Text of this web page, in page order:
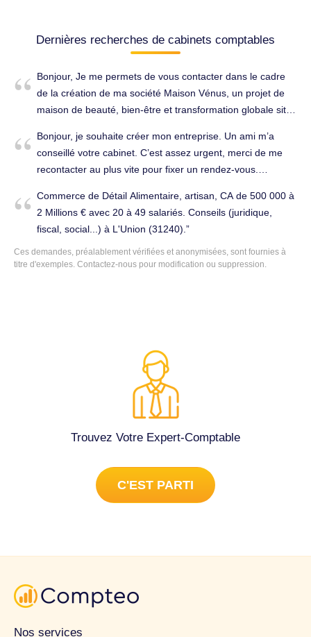
Dernières recherches de cabinets comptables
Bonjour, Je me permets de vous contacter dans le cadre
de la création de ma société Maison Vénus, un projet de
maison de beauté, bien-être et transformation globale situé
mon dossier bancaire et je recherche un cabinet
comptable pouvant m’accompagner sur la création et le
suivi de ma société, notamment pour : la validation de mon
prévisionnel financier ; l’accompagnement à la création
d’une SASU à l’IS ; le montage du dossier bancaire ; la
gestion comptable, fiscale et sociale ; la mise en place d’un
serait possible de convenir d’un rendez-vous afin de vous
Tenue complète de la comptabilité à L'Union (31240).
Bonjour, je souhaite créer mon entreprise. Un ami m’a
conseillé votre cabinet. C’est assez urgent, merci de me
recontacter au plus vite pour fixer un rendez-vous.
(31240).
Commerce de Détail Alimentaire, artisan, CA de 500 000 à
2 Millions € avec 20 à 49 salariés. Conseils (juridique,
fiscal, social...) à L'Union (31240).
Ces demandes, préalablement vérifiées et anonymisées, sont fournies à
titre d'exemples. Contactez-nous pour modification ou suppression.
Trouvez Votre Expert-Comptable
C'EST PARTI
Nos services